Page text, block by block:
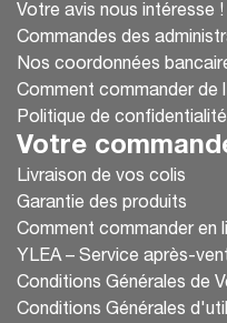
Votre avis nous intéresse !
Commandes des
Nos coordonnées
Comment commander de
Politique de confidentialité
Votre
Livraison de vos colis
Garantie des produits
Comment commander en
YLEA – Service après-
Conditions Générales de
Conditions Générales